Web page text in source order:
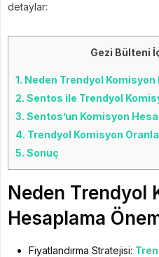
detaylar:
Gezi Bülteni
1. Neden Trendyol
2. Sentos ile Trendyol
3. Sentos’un Komisyon
4. Trendyol Komisyon
5. Sonuç
Neden Trendyol
Hesaplama
Fiyatlandırma Stratejisi: